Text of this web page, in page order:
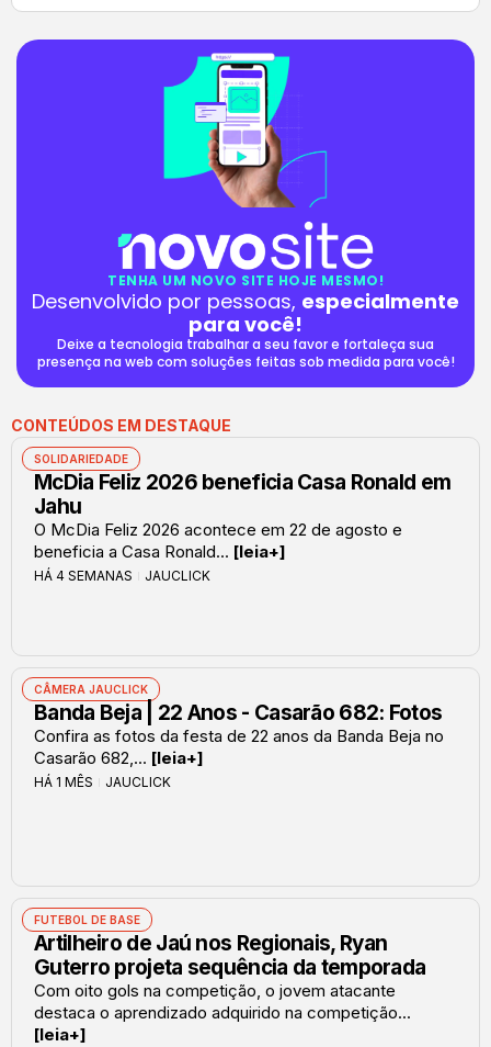
TENHA UM NOVO SITE HOJE MESMO!
Desenvolvido por pessoas, especialmente
para você!
Deixe a tecnologia trabalhar a seu favor e fortaleça sua
presença na web com soluções feitas sob medida para você!
CONTEÚDOS EM DESTAQUE
SOLIDARIEDADE
McDia Feliz 2026 beneficia Casa Ronald em
Jahu
O McDia Feliz 2026 acontece em 22 de agosto e
beneficia a Casa Ronald... [leia+]
HÁ 4 SEMANAS JAUCLICK
CÂMERA JAUCLICK
Banda Beja | 22 Anos - Casarão 682: Fotos
Confira as fotos da festa de 22 anos da Banda Beja no
Casarão 682,... [leia+]
HÁ 1 MÊS JAUCLICK
FUTEBOL DE BASE
Artilheiro de Jaú nos Regionais, Ryan
Guterro projeta sequência da temporada
Com oito gols na competição, o jovem atacante
destaca o aprendizado adquirido na competição...
[leia+]